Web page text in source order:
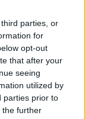
parties, or
for
opt-out
that after your
seeing
utilized by
parties prior to
the further
14. rész